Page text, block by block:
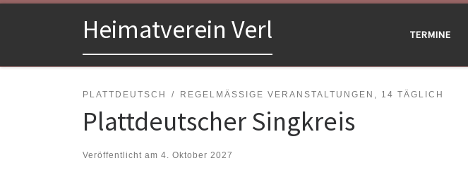
Zum Inhalt springenHeimatverein Verl TERMINE
PLATTDEUTSCH REGELMÄSSIGE VERANSTALTUNGEN, 14 TÄGLICH
Plattdeutscher Singkreis
Veröffentlicht am 4. Oktober 2027